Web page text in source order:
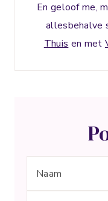
En geloof me,
allesbehalve
Thuis en met